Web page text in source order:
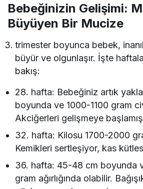
Bebeğinizin Gelişimi:
Büyüyen Bir Mucize
trimester boyunca bebek,
büyür ve olgunlaşır. İşte
bakış:
28. hafta: Bebeğiniz artık
boyunda ve 1000-1100 gram
Akciğerleri gelişmeye
32. hafta: Kilosu 1700-2000
Kemikleri sertleşiyor, kas
36. hafta: 45-48 cm boyunda
gram ağırlığında olabilir.